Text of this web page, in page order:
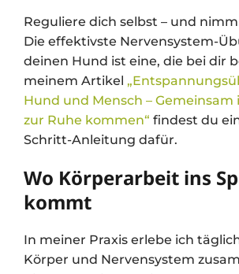
Reguliere dich selbst – und
Die effektivste Nervensystem-
deinen Hund ist eine, die bei dir
meinem Artikel
Hund und Mensch – Gemeinsam
zur Ruhe kommen“ findest du
Schritt-Anleitung dafür.
Wo Körperarbeit ins
kommt
In meiner Praxis erlebe ich
Körper und Nervensystem